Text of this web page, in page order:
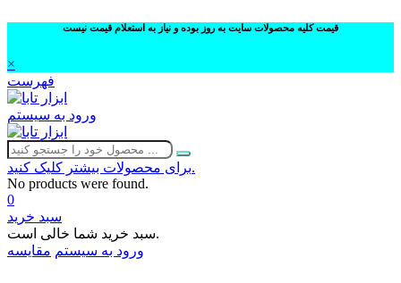
قیمت کلیه محصولات سایت به روز بوده و نیاز به استعلام قیمت نیست
×
فهرست
ورود به سیستم
برای محصولات بیشتر کلیک کنید.
No products were found.
0
سبد خرید
سبد خرید شما خالی است.
ورود به سیستم مقایسه